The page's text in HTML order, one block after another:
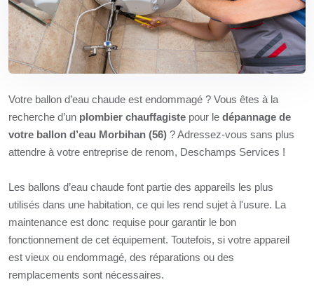
Votre ballon d’eau chaude est endommagé ? Vous êtes à la
recherche d’un plombier chauffagiste pour le dépannage de
votre ballon d’eau Morbihan (56) ? Adressez-vous sans plus
attendre à votre entreprise de renom, Deschamps Services !
Les ballons d’eau chaude font partie des appareils les plus
utilisés dans une habitation, ce qui les rend sujet à l'usure. La
maintenance est donc requise pour garantir le bon
fonctionnement de cet équipement. Toutefois, si votre appareil
est vieux ou endommagé, des réparations ou des
remplacements sont nécessaires.